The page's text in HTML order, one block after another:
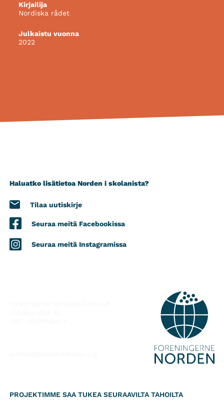
Kirjailija
Nordiska rådet
Julkaistu vuonna
2022
Haluatko lisätietoa Norden i skolanista?
Tilaa uutiskirje
Seuraa meitä Facebookissa
Seuraa meitä Instagramissa
PROJEKTIMME SAA TUKEA SEURAAVILTA TAHOILTA